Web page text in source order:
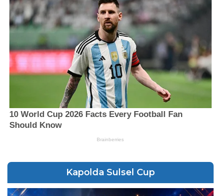
Kapolda Sulsel Cup